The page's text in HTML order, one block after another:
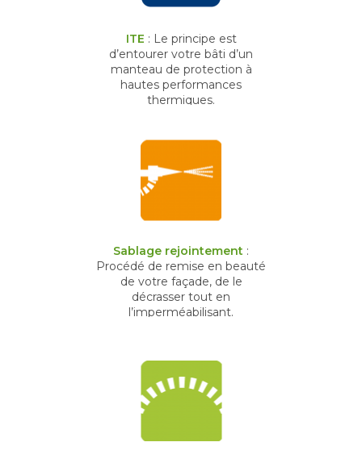
ITE : Le principe est
d’entourer votre bâti d’un
manteau de protection à
hautes performances
thermiques.
Sablage rejointement :
Procédé de remise en beauté
de votre façade, de le
décrasser tout en
l’imperméabilisant.